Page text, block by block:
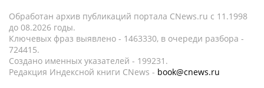
Обработан архив публикаций портала CNews.ru c 11.1998
до 08.2026 годы.
Ключевых фраз выявлено - 1463330, в очереди разбора -
724415.
Создано именных указателей - 199231.
Редакция Индексной книги CNews - book@cnews.ru